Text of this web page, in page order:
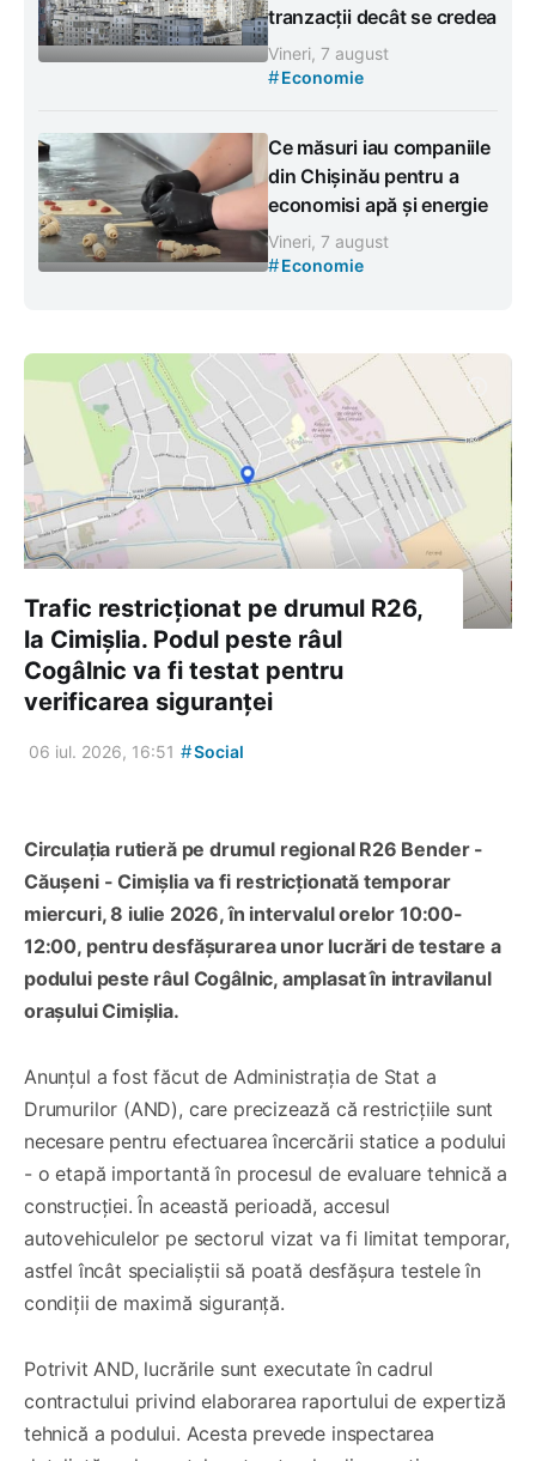
tranzacții decât se credea
Vineri, 7 august
#Economie
Ce măsuri iau companiile
din Chișinău pentru a
economisi apă și energie
Vineri, 7 august
#Economie
Trafic restricționat pe drumul R26,
la Cimișlia. Podul peste râul
Cogâlnic va fi testat pentru
verificarea siguranței
06 iul. 2026, 16:51 #Social
Circulația rutieră pe drumul regional R26 Bender -
Căușeni - Cimișlia va fi restricționată temporar
miercuri, 8 iulie 2026, în intervalul orelor 10:00-
12:00, pentru desfășurarea unor lucrări de testare a
podului peste râul Cogâlnic, amplasat în intravilanul
orașului Cimișlia.
Anunțul a fost făcut de Administrația de Stat a
Drumurilor (AND), care precizează că restricțiile sunt
necesare pentru efectuarea încercării statice a podului
- o etapă importantă în procesul de evaluare tehnică a
construcției. În această perioadă, accesul
autovehiculelor pe sectorul vizat va fi limitat temporar,
astfel încât specialiștii să poată desfășura testele în
condiții de maximă siguranță.
Potrivit AND, lucrările sunt executate în cadrul
contractului privind elaborarea raportului de expertiză
tehnică a podului. Acesta prevede inspectarea